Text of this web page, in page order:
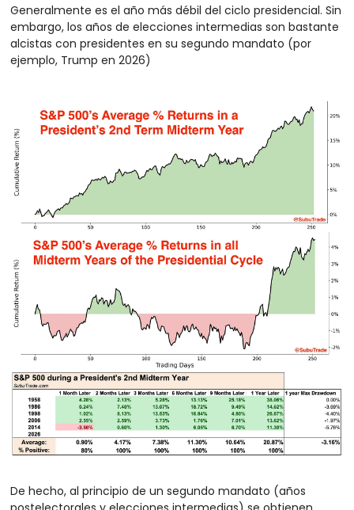
Generalmente es el año más débil del ciclo presidencial. Sin
embargo, los años de elecciones intermedias son bastante
alcistas con presidentes en su segundo mandato (por
ejemplo, Trump en 2026)
De hecho, al principio de un segundo mandato (años